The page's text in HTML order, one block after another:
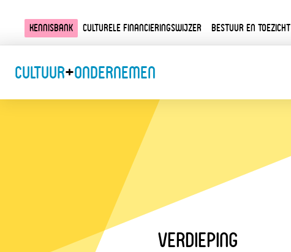
Kennisbank Culturele financieringswijzer Bestuur en toezicht
Cultuur+Ondernemen
verdieping